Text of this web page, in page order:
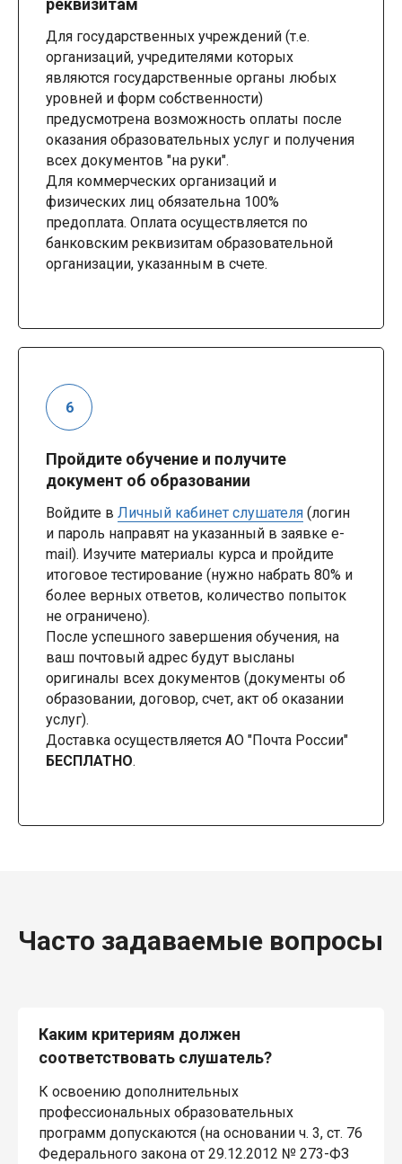
реквизитам
Для государственных учреждений (т.е.
организаций, учредителями которых
являются государственные органы любых
уровней и форм собственности)
предусмотрена возможность оплаты после
оказания образовательных услуг и получения
всех документов "на руки".
Для коммерческих организаций и
физических лиц обязательна 100%
предоплата. Оплата осуществляется по
банковским реквизитам образовательной
организации, указанным в счете.
Пройдите обучение и получите
документ об образовании
Войдите в Личный кабинет слушателя (логин
и пароль направят на указанный в заявке e-
mail). Изучите материалы курса и пройдите
итоговое тестирование (нужно набрать 80% и
более верных ответов, количество попыток
не ограничено).
После успешного завершения обучения, на
ваш почтовый адрес будут высланы
оригиналы всех документов (документы об
образовании, договор, счет, акт об оказании
услуг).
Доставка осуществляется АО "Почта России"
БЕСПЛАТНО.
Часто задаваемые вопросы
Каким критериям должен
соответствовать слушатель?
К освоению дополнительных
профессиональных образовательных
программ допускаются (на основании ч. 3, ст. 76
Федерального закона от 29.12.2012 № 273-ФЗ